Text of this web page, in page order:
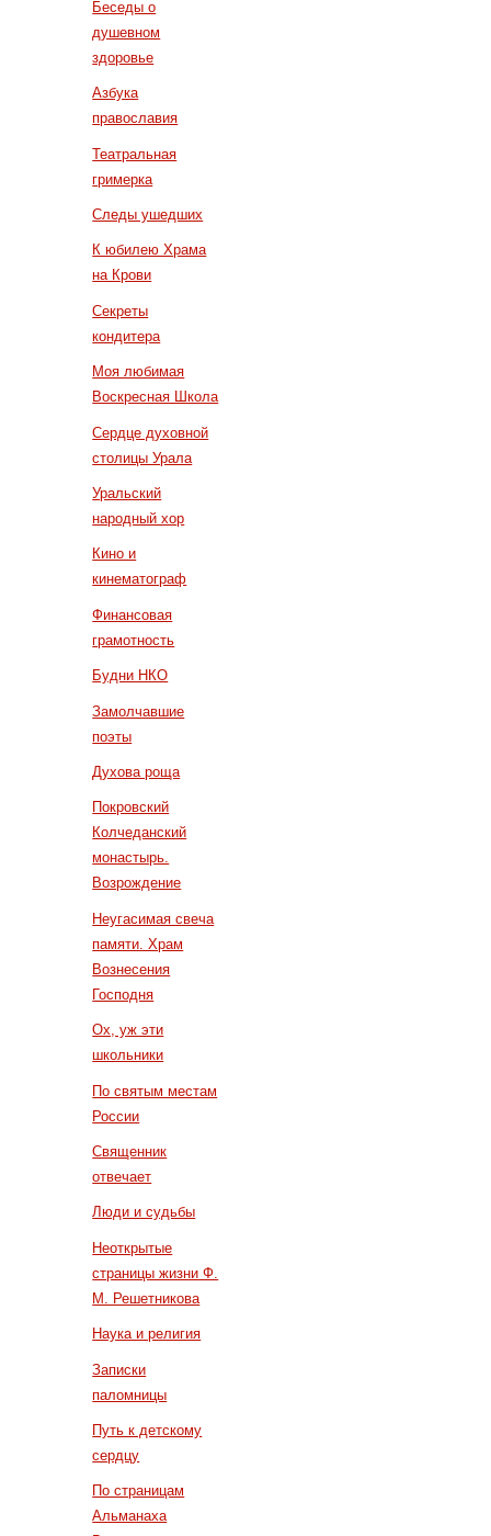
Беседы о
душевном
здоровье
Азбука
православия
Театральная
гримерка
Следы ушедших
К юбилею Храма
на Крови
Секреты
кондитера
Моя любимая
Воскресная Школа
Сердце духовной
столицы Урала
Уральский
народный хор
Кино и
кинематограф
Финансовая
грамотность
Будни НКО
Замолчавшие
поэты
Духова роща
Покровский
Колчеданский
монастырь.
Возрождение
Неугасимая свеча
памяти. Храм
Вознесения
Господня
Ох, уж эти
школьники
По святым местам
России
Священник
отвечает
Люди и судьбы
Неоткрытые
страницы жизни Ф.
М. Решетникова
Наука и религия
Записки
паломницы
Путь к детскому
сердцу
По страницам
Альманаха